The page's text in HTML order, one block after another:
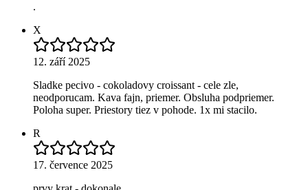
.
X
12. září 2025
Sladke pecivo - cokoladovy croissant - cele zle,
neodporucam. Kava fajn, priemer. Obsluha podpriemer.
Poloha super. Priestory tiez v pohode. 1x mi stacilo.
R
17. července 2025